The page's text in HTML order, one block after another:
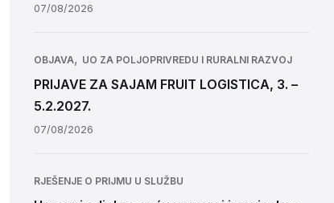
07/08/2026
OBJAVA, UO ZA POLJOPRIVREDU I RURALNI RAZVOJ
PRIJAVE ZA SAJAM FRUIT LOGISTICA, 3. –
5.2.2027.
07/08/2026
RJEŠENJE O PRIJMU U SLUŽBU